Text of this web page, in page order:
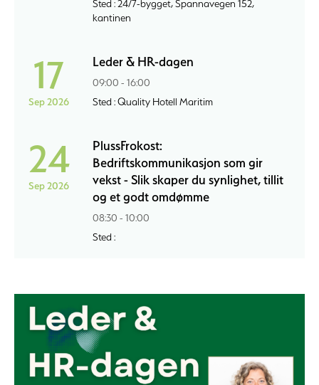
Sted : 24/7-bygget, Spannavegen 152,
kantinen
17
Sep 2026
Leder & HR-dagen
09:00 - 16:00
Sted : Quality Hotell Maritim
24
Sep 2026
PlussFrokost:
Bedriftskommunikasjon som gir
vekst - Slik skaper du synlighet, tillit
og et godt omdømme
08:30 - 10:00
Sted :